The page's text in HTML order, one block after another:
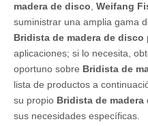
madera de disco Weifang
suministrar una amplia gama
Bridista de madera de disco
aplicaciones; si lo necesita,
oportuno sobre Bridista de
lista de productos a
su propio Bridista de madera
sus necesidades específicas.